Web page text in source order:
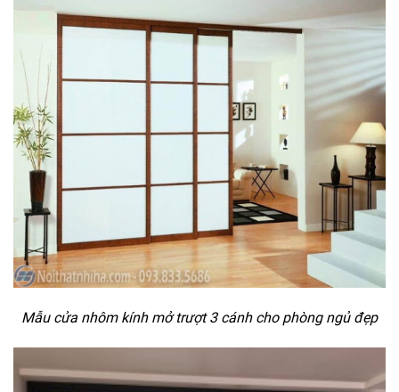
Mẫu cửa nhôm kính mở trượt 3 cánh cho phòng ngủ đẹp